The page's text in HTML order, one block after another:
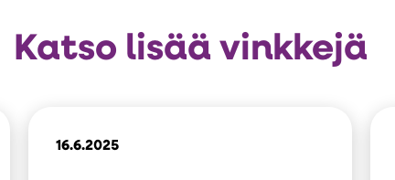
Katso lisää vinkkejä
16.6.2025